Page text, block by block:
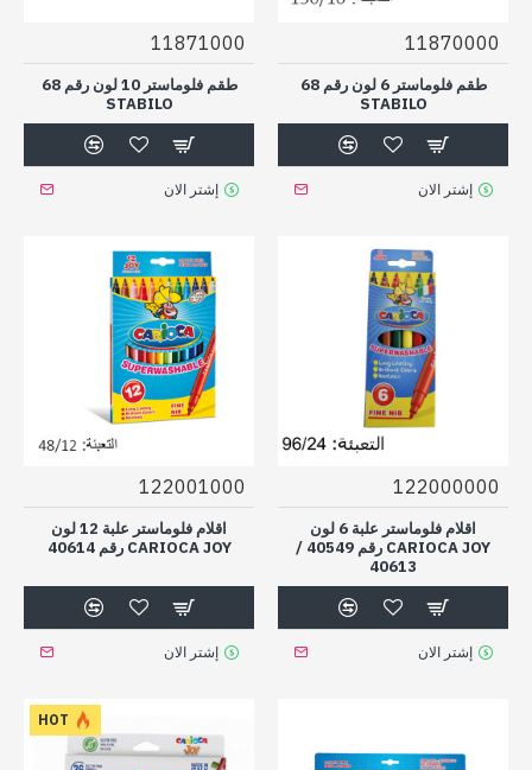
11870000
طقم فلوماستر 6 لون رقم 68
STABILO
إشتر الان
11871000
طقم فلوماستر 10 لون رقم 68
STABILO
إشتر الان
122000000
اقلام فلوماستر علبة 6 لون
CARIOCA JOY رقم 40549 /
40613
إشتر الان
122001000
اقلام فلوماستر علبة 12 لون
CARIOCA JOY رقم 40614
إشتر الان
HOT